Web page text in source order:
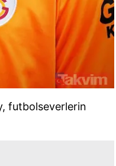
futbolseverlerin